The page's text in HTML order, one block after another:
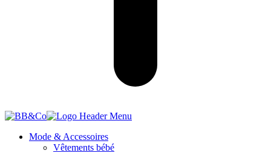
Mode & Accessoires
Vêtements bébé